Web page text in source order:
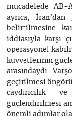
mücadelede AB-
ayrıca,
belirtilmesine
iddiasıyla karşı
operasyonel
kuvvetlerinin
arasındaydı.
geçirilmesi
caydırıcılık
güçlendirilmesi
önemli adımlar